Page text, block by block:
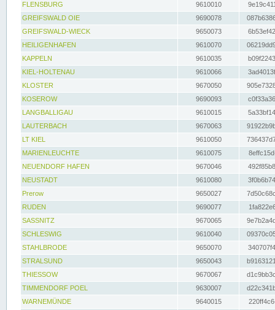
FLENSBURG
9610010
GREIFSWALD OIE
9690078
GREIFSWALD-WIECK
9650073
HEILIGENHAFEN
9610070
KAPPELN
9610035
KIEL-HOLTENAU
9610066
KLOSTER
9670050
KOSEROW
9690093
LANGBALLIGAU
9610015
LAUTERBACH
9670063
LT KIEL
9610050
MARIENLEUCHTE
9610075
NEUENDORF HAFEN
9670046
NEUSTADT
9610080
Prerow
9650027
RUDEN
9690077
SASSNITZ
9670065
SCHLESWIG
9610040
STAHLBRODE
9650070
STRALSUND
9650043
THIESSOW
9670067
TIMMENDORF POEL
9630007
WARNEMÜNDE
9640015